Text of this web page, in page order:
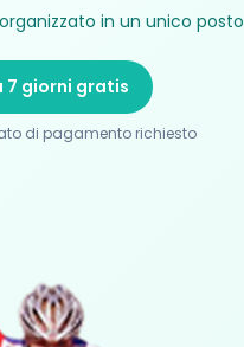
in un unico posto
7 giorni gratis
di pagamento richiesto